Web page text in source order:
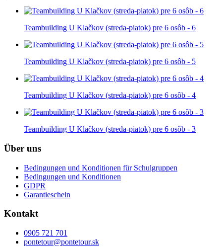
Teambuilding U Klačkov (streda-piatok) pre 6 osôb - 6
Teambuilding U Klačkov (streda-piatok) pre 6 osôb - 5
Teambuilding U Klačkov (streda-piatok) pre 6 osôb - 4
Teambuilding U Klačkov (streda-piatok) pre 6 osôb - 3
Über uns
Bedingungen und Konditionen für Schulgruppen
Bedingungen und Konditionen
GDPR
Garantieschein
Kontakt
0905 721 701
pontetour@pontetour.sk